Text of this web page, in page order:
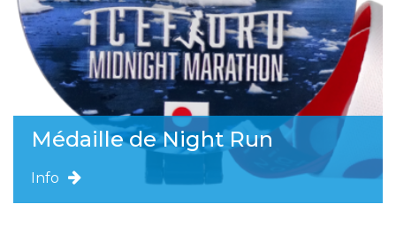
Médaille de Night Run
Info